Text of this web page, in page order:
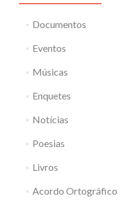
Documentos
Eventos
Músicas
Enquetes
Notícias
Poesias
Livros
Acordo Ortográfico